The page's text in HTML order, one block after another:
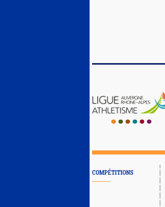
COMPÉTITIONS